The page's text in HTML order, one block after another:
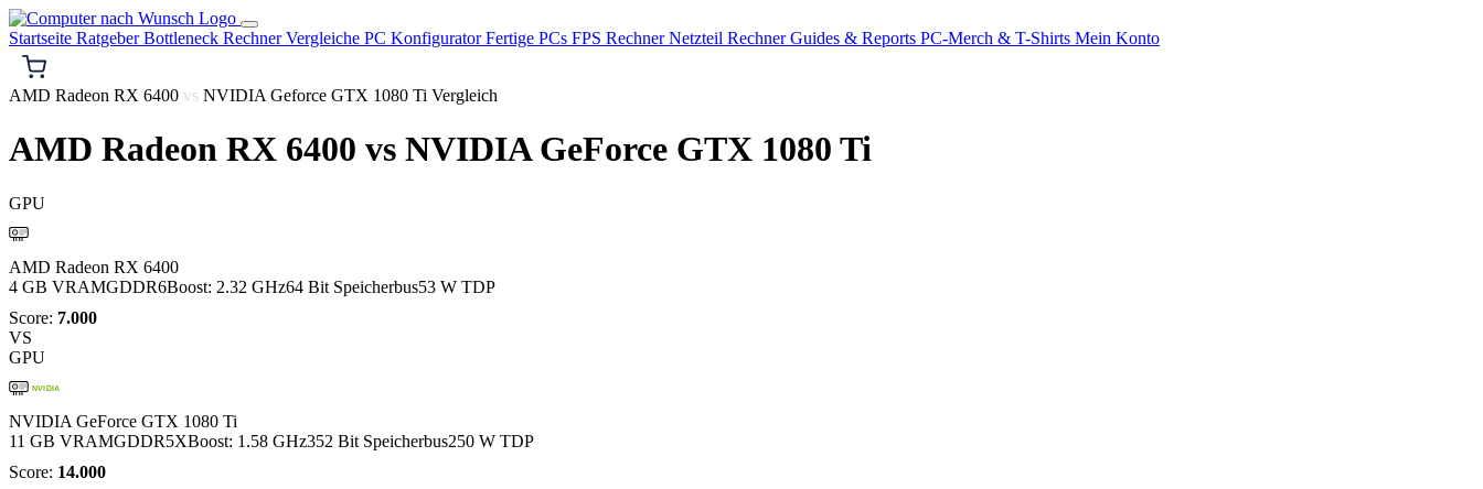
Startseite RatgeberBottleneck RechnerVergleiche PC KonfiguratorFertige PCs FPS RechnerNetzteil RechnerGuides & Reports PC-Merch & T-Shirts Mein Konto
AMD Radeon RX 6400 vs NVIDIA Geforce GTX 1080 Ti Vergleich
AMD Radeon RX 6400 vs NVIDIA GeForce GTX 1080 Ti
GPU
AMD Radeon RX 6400
4 GB VRAMGDDR6Boost: 2.32 GHz64 Bit Speicherbus53 W TDP
Score: 7.000
VS
GPU
NVIDIA
NVIDIA GeForce GTX 1080 Ti
11 GB VRAMGDDR5XBoost: 1.58 GHz352 Bit Speicherbus250 W TDP
Score: 14.000